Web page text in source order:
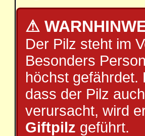
⚠
Der Pilz steht im
Besonders
höchst gefährdet.
dass der Pilz
verursacht, wird
Giftpilz geführt.